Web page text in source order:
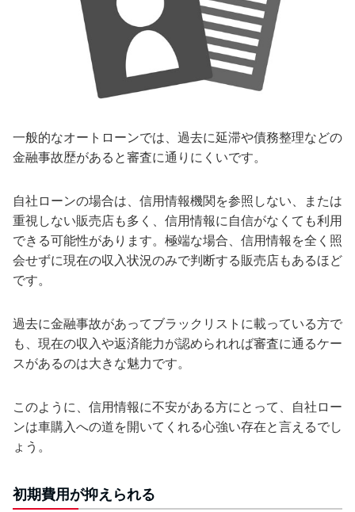
一般的なオートローンでは、過去に延滞や債務整理などの
金融事故歴があると審査に通りにくいです。
自社ローンの場合は、信用情報機関を参照しない、または
重視しない販売店も多く、信用情報に自信がなくても利用
できる可能性があります。極端な場合、信用情報を全く照
会せずに現在の収入状況のみで判断する販売店もあるほど
です。
過去に金融事故があってブラックリストに載っている方で
も、現在の収入や返済能力が認められれば審査に通るケー
スがあるのは大きな魅力です。
このように、信用情報に不安がある方にとって、自社ロー
ンは車購入への道を開いてくれる心強い存在と言えるでし
ょう。
初期費用が抑えられる